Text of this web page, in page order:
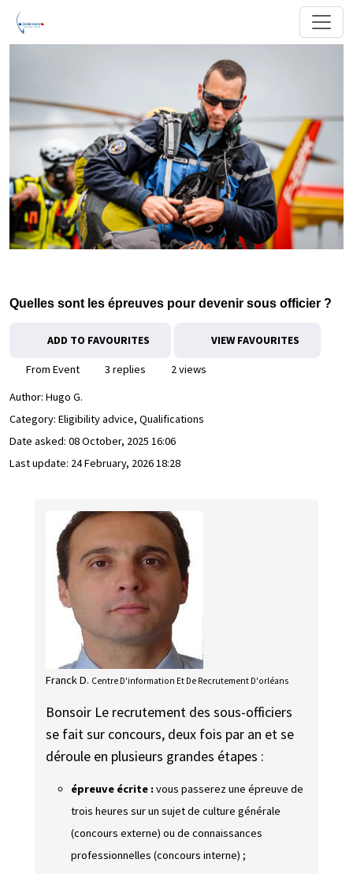
Quelles sont les épreuves pour devenir sous officier ?
ADD TO FAVOURITES VIEW FAVOURITES
From Event 3 replies
2 views
Author: Hugo G.
Category: Eligibility advice, Qualifications
Date asked: 08 October, 2025 16:06
Last update: 24 February, 2026 18:28
Franck D. Centre D'information Et De Recrutement D'orléans
Bonsoir Le recrutement des sous-officiers
se fait sur concours, deux fois par an et se
déroule en plusieurs grandes étapes :
épreuve écrite :vous passerez une épreuve de
trois heures sur un sujet de culture générale
(concours externe) ou de connaissances
professionnelles (concours interne) ;